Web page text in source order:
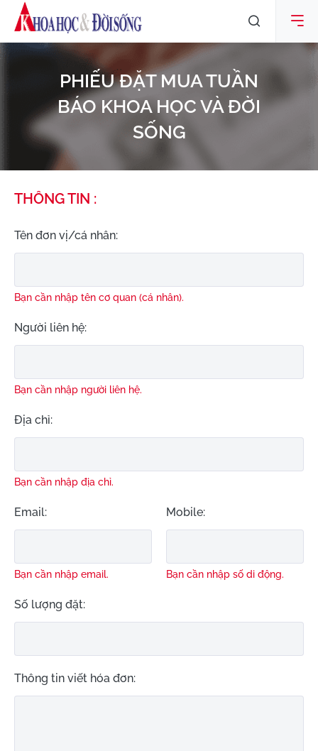
PHIẾU ĐẶT MUA TUẦN
BÁO KHOA HỌC VÀ ĐỜI
SỐNG
THÔNG TIN :
Tên đơn vị/cá nhân:
Bạn cần nhập tên cơ quan (cá nhân).
Người liên hệ:
Bạn cần nhập người liên hệ.
Địa chỉ:
Bạn cần nhập địa chỉ.
Email:
Bạn cần nhập email.
Mobile:
Bạn cần nhập số di động.
Số lượng đặt:
Thông tin viết hóa đơn: